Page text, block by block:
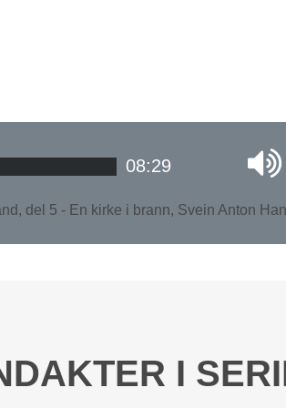
08:29
del 5 - En kirke i brann, Svein Anton
I